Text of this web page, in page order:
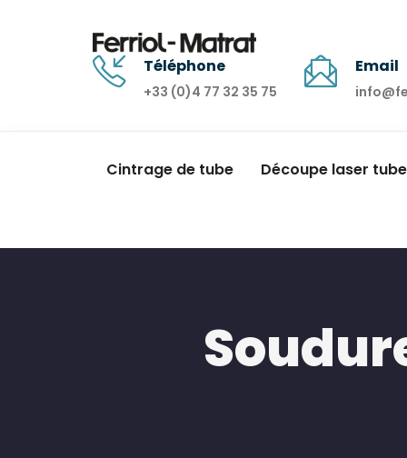
Téléphone
+33 (0)4 77 32 35 75
Email
Cintrage de tube Découpe laser tube